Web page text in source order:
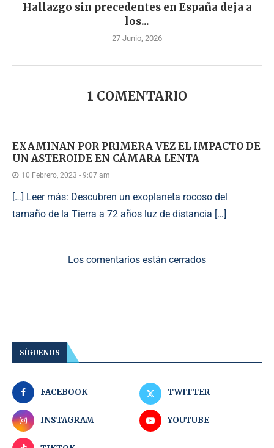
Hallazgo sin precedentes en España deja a
los...
27 Junio, 2026
1 COMENTARIO
EXAMINAN POR PRIMERA VEZ EL IMPACTO DE
UN ASTEROIDE EN CÁMARA LENTA
10 Febrero, 2023 - 9:07 am
[…] Leer más: Descubren un exoplaneta rocoso del
tamaño de la Tierra a 72 años luz de distancia […]
Los comentarios están cerrados
SÍGUENOS
FACEBOOK TWITTER
INSTAGRAM YOUTUBE